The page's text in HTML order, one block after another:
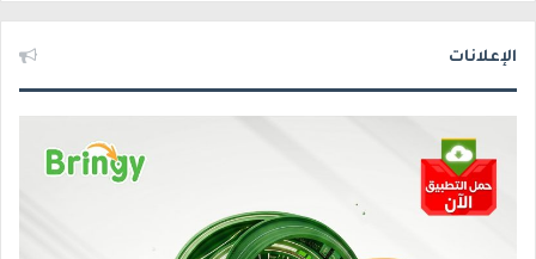
الإعلانات